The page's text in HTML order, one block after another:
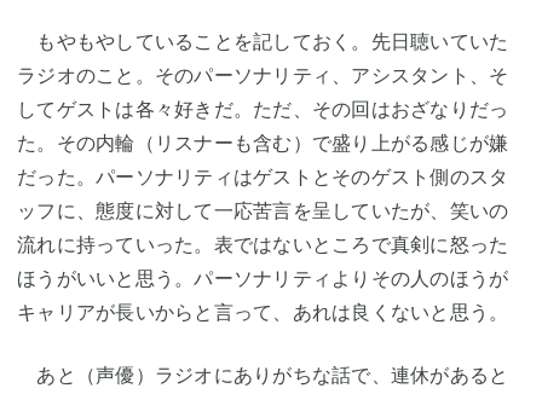
もやもやしていることを記しておく。先日聴いていた
ラジオのこと。そのパーソナリティ、アシスタント、そ
してゲストは各々好きだ。ただ、その回はおざなりだっ
た。その内輪（リスナーも含む）で盛り上がる感じが嫌
だった。パーソナリティはゲストとそのゲスト側のスタ
ッフに、態度に対して一応苦言を呈していたが、笑いの
流れに持っていった。表ではないところで真剣に怒った
ほうがいいと思う。パーソナリティよりその人のほうが
キャリアが長いからと言って、あれは良くないと思う。
あと（声優）ラジオにありがちな話で、連休があると